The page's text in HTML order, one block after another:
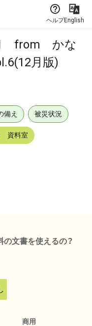
ヘルプEnglish
from かな
月版)
備え 被災状況
資料室
文書を使えるの？
商用